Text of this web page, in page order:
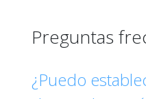
Preguntas
¿Puedo